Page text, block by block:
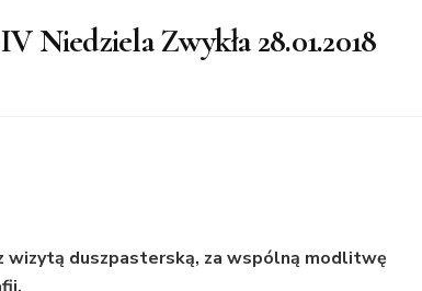
Niedziela Zwykła 28.01.2018
wizytą duszpasterską, za wspólną modlitwę